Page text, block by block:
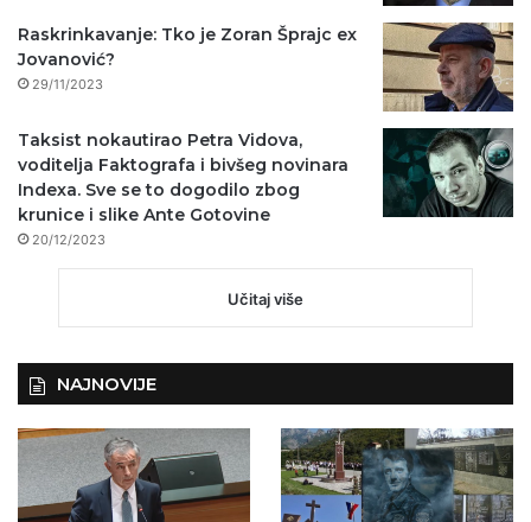
Raskrinkavanje: Tko je Zoran Šprajc ex
Jovanović?
29/11/2023
Taksist nokautirao Petra Vidova,
voditelja Faktografa i bivšeg novinara
Indexa. Sve se to dogodilo zbog
krunice i slike Ante Gotovine
20/12/2023
Učitaj više
NAJNOVIJE